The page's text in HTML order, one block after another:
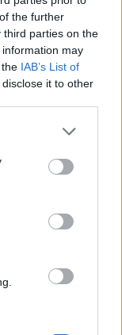
the further
third parties on the
information may
IAB’s List of
it to other
or more Google
You may click to
party tags to
in below Google
rappresenta
la sicurezza nei
e i lavoratori
sistema per